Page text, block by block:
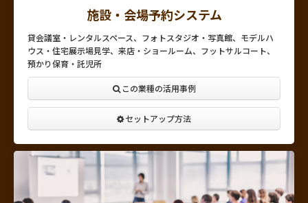
施設・会場予約システム
貸会議室・レンタルスペース、フォトスタジオ・写真館、モデルハ
ウス・住宅展示場見学、来店・ショールーム、フットサルコート、
預かり保育・託児所
この業種の活用事例
セットアップ方法